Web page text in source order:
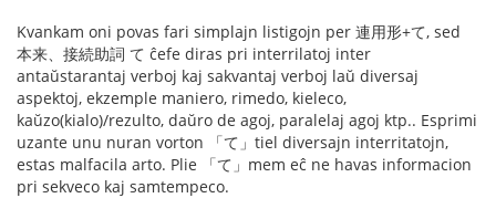
Kvankam oni povas fari simplajn listigojn per 連用形+て, sed
本来、接続助詞 て ĉefe diras pri interrilatoj inter
antaŭstarantaj verboj kaj sakvantaj verboj laŭ diversaj
aspektoj, ekzemple maniero, rimedo, kieleco,
kaŭzo(kialo)/rezulto, daŭro de agoj, paralelaj agoj ktp.. Esprimi
uzante unu nuran vorton 「て」tiel diversajn interritatojn,
estas malfacila arto. Plie 「て」mem eĉ ne havas informacion
pri sekveco kaj samtempeco.